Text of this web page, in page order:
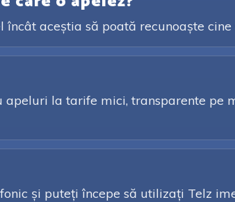
aceștia să poată recunoaște cine
la tarife mici, transparente pe
și puteți începe să utilizați Telz